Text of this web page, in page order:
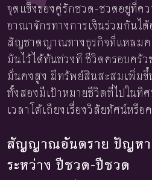
จุดแข็งของคู่รักชวด-ชวดอยู่ที่ค
อาณาจักรทางการเงินร่วมกันไ
สัญชาตญาณทางธุรกิจที่แหลมค
มันไว้ได้ทันท่วงที ชีวิตครอบครั
มั่นคงสูง มีทรัพย์สินสะสมเพิ่มขึ้
ทั้งสองมีเป้าหมายชีวิตที่ไปในทิ
เวลาโต้เถียงเรื่องวิสัยทัศน์หรื
สัญญาณอันตราย ปัญหา
ระหว่าง ปีชวด-ปีชวด